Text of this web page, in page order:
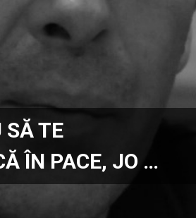
SĂ TE
ÎN PACE, JO …